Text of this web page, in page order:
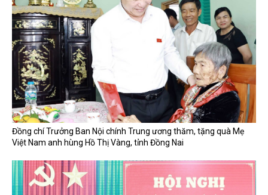
Đồng chí Trưởng Ban Nội chính Trung ương thăm, tặng quà Mẹ
Việt Nam anh hùng Hồ Thị Vàng, tỉnh Đồng Nai